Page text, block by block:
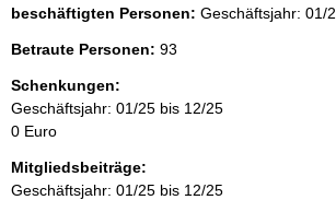
beschäftigten Personen: Geschäftsjahr: 01/
Betraute Personen: 93
Schenkungen:
Geschäftsjahr: 01/25 bis 12/25
0 Euro
Mitgliedsbeiträge:
Geschäftsjahr: 01/25 bis 12/25